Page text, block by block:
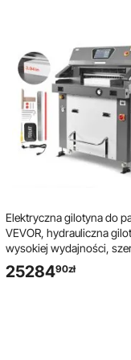
Elektryczna gilotyna do
VEVOR, hydrauliczna
wysokiej wydajności,
cięcia 66 cm, grubość
duża elektryczna gilotyna
2528490zł